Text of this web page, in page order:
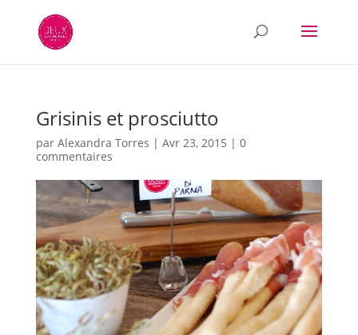
Grisinis et prosciutto
par Alexandra Torres | Avr 23, 2015 | 0
commentaires